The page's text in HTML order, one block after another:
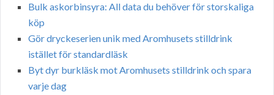
Bulk askorbinsyra: All data du behöver för storskaliga
köp
Gör dryckeserien unik med Aromhusets stilldrink
istället för standardläsk
Byt dyr burkläsk mot Aromhusets stilldrink och spara
varje dag